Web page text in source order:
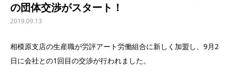
の団体交渉がスタート！
2019.09.13
相模原支店の生産職が労評アート労働組合に新しく加盟し、9月2
日に会社との1回目の交渉が行われました。